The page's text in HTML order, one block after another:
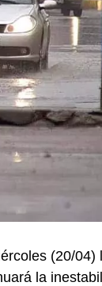
(20/04)
la